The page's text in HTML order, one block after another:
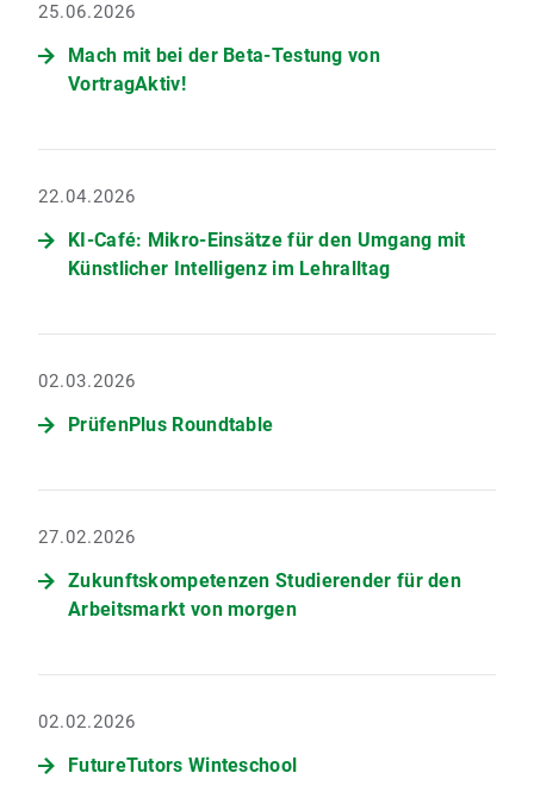
25.06.2026
Mach mit bei der Beta-Testung von
VortragAktiv!
22.04.2026
KI-Café: Mikro-Einsätze für den Umgang mit
Künstlicher Intelligenz im Lehralltag
02.03.2026
PrüfenPlus Roundtable
27.02.2026
Zukunftskompetenzen Studierender für den
Arbeitsmarkt von morgen
02.02.2026
FutureTutors Winteschool